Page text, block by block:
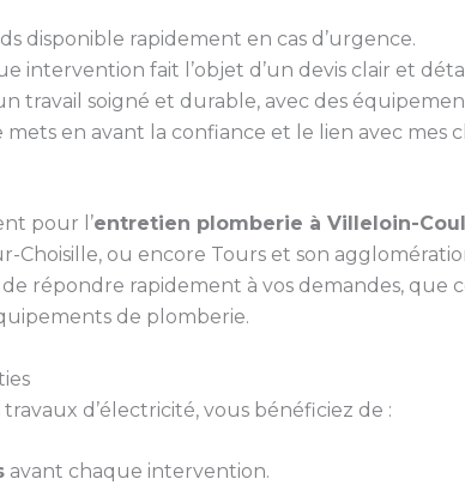
disponible rapidement en cas d’urgence.
intervention fait l’objet d’un devis clair et
travail soigné et durable, avec des
mets en avant la confiance et le lien avec
pour l’entretien plomberie à Villeloin-
Choisille, ou encore Tours et son
répondre rapidement à vos demandes,
de plomberie.
d’électricité, vous bénéficiez de :
avant chaque intervention.